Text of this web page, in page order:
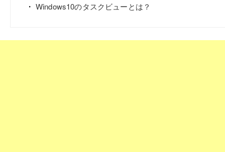
Windows10のタスクビューとは？